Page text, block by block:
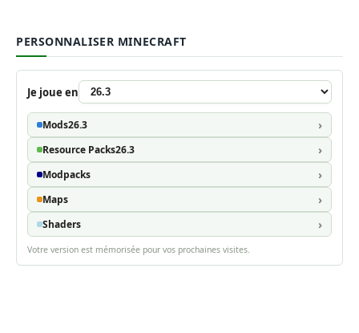
PERSONNALISER MINECRAFT
Je joue en
Mods26.3
Resource Packs26.3
Modpacks
Maps
Shaders
Votre version est mémorisée pour vos prochaines visites.